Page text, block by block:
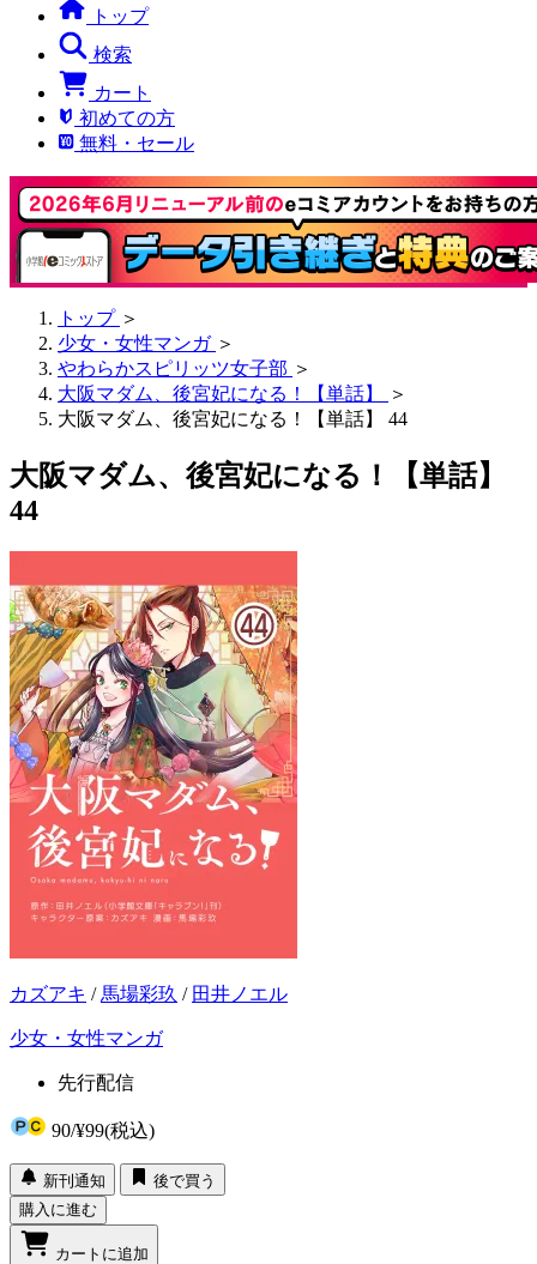
トップ
検索
カート
初めての方
無料・セール
トップ ＞
少女・女性マンガ ＞
やわらかスピリッツ女子部 ＞
大阪マダム、後宮妃になる！【単話】
＞
大阪マダム、後宮妃になる！【単話】 44
大阪マダム、後宮妃になる！【単話】
44
カズアキ / 馬場彩玖 / 田井ノエル
少女・女性マンガ
先行配信
90/¥99(税込)
新刊通知
後で買う
購入に進む
カートに追加